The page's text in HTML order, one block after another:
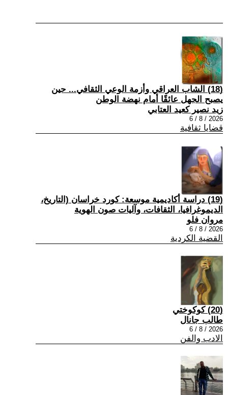
(18) الشاب العراقي وأزمة الوعي الثقافي... حين
يصبح الجهل عائقًا أمام نهضة الوطن
زيد نصير كعيد العتابي
2026 / 8 / 6
قضايا ثقافية
(19) دراسة أكاديمية موسعة: كورد خراسان (التاريخ،
الديموغرافيا، الثقافات، وآليات صون الهوية
مروان فلو
2026 / 8 / 6
القضية الكردية
(20) كوكوختي
طالب جانال
2026 / 8 / 6
الادب والفن